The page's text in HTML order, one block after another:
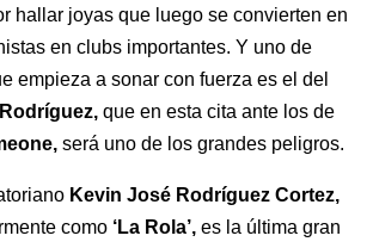
hallar joyas que luego se convierten en
en clubs importantes. Y uno de
empieza a sonar con fuerza es el del
que en esta cita ante los de
será uno de los grandes peligros.
Kevin José Rodríguez Cortez,
como ‘La Rola’, es la última gran